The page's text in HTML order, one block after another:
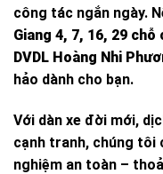
công tác ngắn ngày.
Giang 4, 7, 16, 29
DVDL Hoàng Nhi
hảo dành cho bạn.
Với dàn xe đời mới,
cạnh tranh, chúng tôi
nghiệm an toàn –